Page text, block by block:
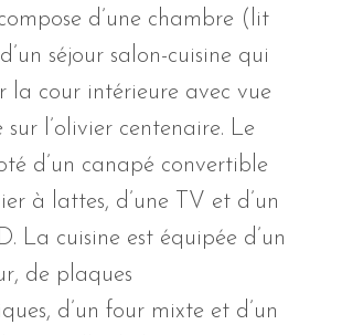
compose d’une chambre (lit
séjour salon-cuisine qui
la cour intérieure avec vue
l’olivier centenaire. Le
d’un canapé convertible
à lattes, d’une TV et d’un
La cuisine est équipée d’un
de plaques
d’un four mixte et d’un